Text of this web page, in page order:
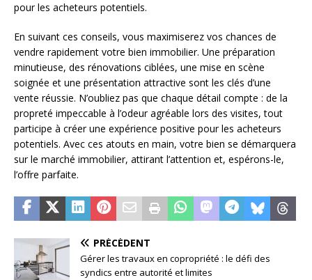
pour les acheteurs potentiels.
En suivant ces conseils, vous maximiserez vos chances de
vendre rapidement votre bien immobilier. Une préparation
minutieuse, des rénovations ciblées, une mise en scène
soignée et une présentation attractive sont les clés d’une
vente réussie. N’oubliez pas que chaque détail compte : de la
propreté impeccable à l’odeur agréable lors des visites, tout
participe à créer une expérience positive pour les acheteurs
potentiels. Avec ces atouts en main, votre bien se démarquera
sur le marché immobilier, attirant l’attention et, espérons-le,
l’offre parfaite.
PRÉCÉDENT
Gérer les travaux en copropriété : le défi des
syndics entre autorité et limites